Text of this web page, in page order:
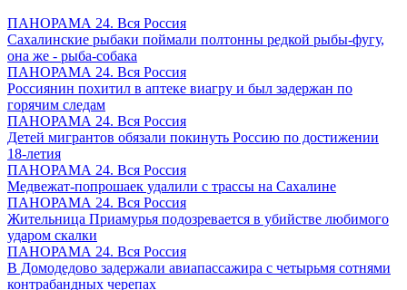
ПАНОРАМА 24. Вся Россия
Сахалинские рыбаки поймали полтонны редкой рыбы-фугу,
она же - рыба-собака
ПАНОРАМА 24. Вся Россия
Россиянин похитил в аптеке виагру и был задержан по
горячим следам
ПАНОРАМА 24. Вся Россия
Детей мигрантов обязали покинуть Россию по достижении
18-летия
ПАНОРАМА 24. Вся Россия
Медвежат-попрошаек удалили с трассы на Сахалине
ПАНОРАМА 24. Вся Россия
Жительница Приамурья подозревается в убийстве любимого
ударом скалки
ПАНОРАМА 24. Вся Россия
В Домодедово задержали авиапассажира с четырьмя сотнями
контрабандных черепах